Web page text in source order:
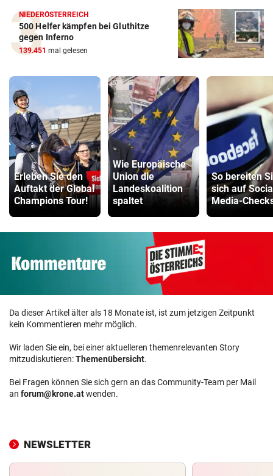
NIEDERÖSTERREICH
500 Helfer kämpfen bei Gluthitze
gegen Inferno
139.451 mal gelesen
Erleben Sie den
Auftakt der Global
Champions Tour!
Wie Europäische
Union die
Landeskoalition
spaltet
So bereiten
sich auf
Media-
Da dieser Artikel älter als 18 Monate ist, ist zum jetzigen Zeitpunkt
kein Kommentieren mehr möglich.
Wir laden Sie ein, bei einer aktuelleren themenrelevanten Story
mitzudiskutieren:Themenübersicht.
Bei Fragen können Sie sich gern an das Community-Team per Mail
an forum@krone.atwenden.
NEWSLETTER